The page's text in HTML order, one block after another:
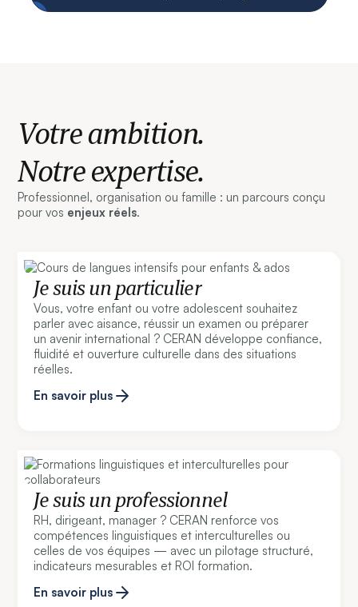
Votre ambition.
Notre expertise.
Professionnel, organisation ou famille : un parcours conçu
pour vos enjeux réels.
Je suis un particulier
Vous, votre enfant ou votre adolescent souhaitez
parler avec aisance, réussir un examen ou préparer
un avenir international ? CERAN développe confiance,
fluidité et ouverture culturelle dans des situations
réelles.
En savoir plus
Je suis un professionnel
RH, dirigeant, manager ? CERAN renforce vos
compétences linguistiques et interculturelles ou
celles de vos équipes — avec un pilotage structuré,
indicateurs mesurables et ROI formation.
En savoir plus